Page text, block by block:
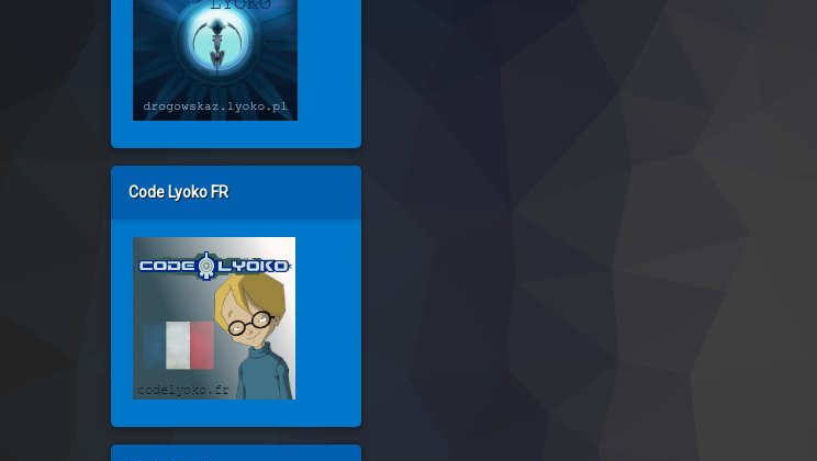
Code Lyoko FR